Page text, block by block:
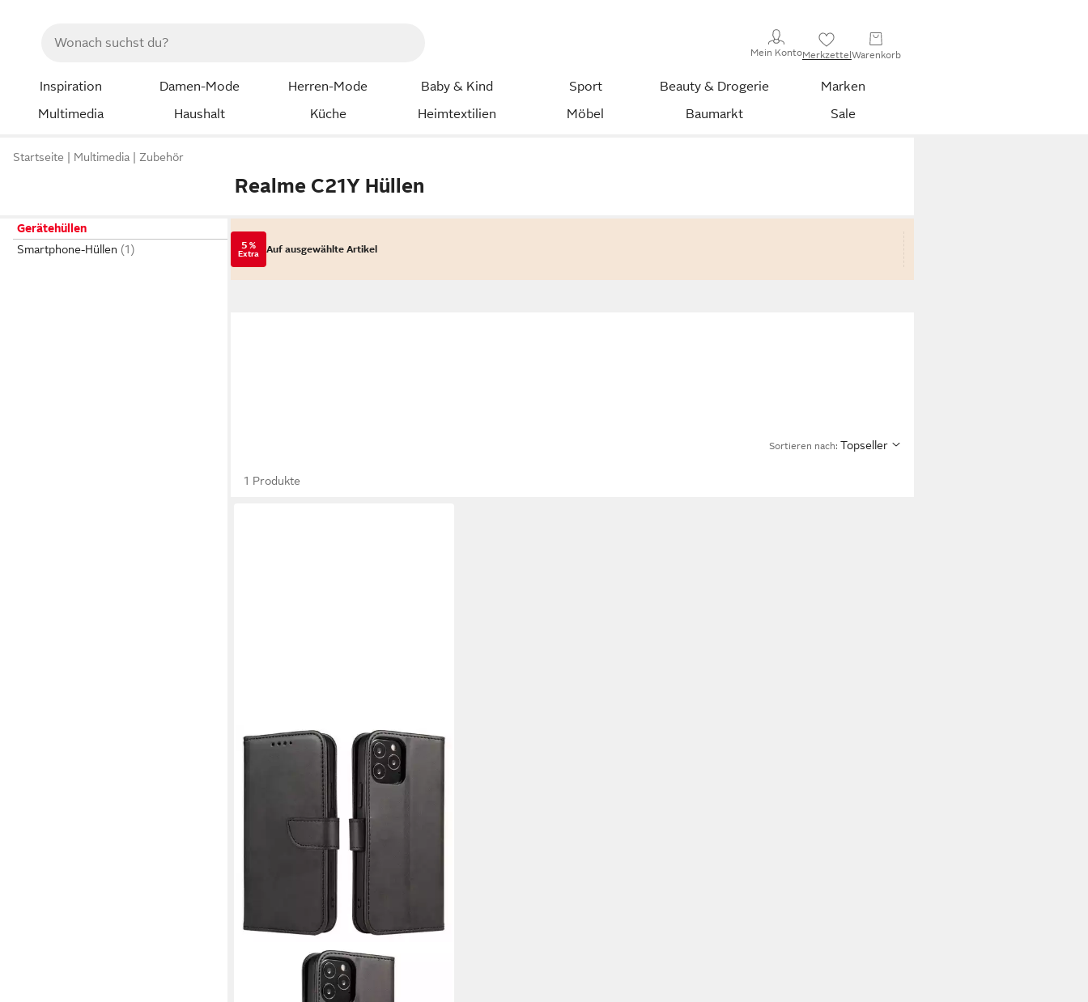
Mein KontoMerkzettelWarenkorb
Inspiration Damen-Mode Herren-Mode Baby & Kind Sport Beauty & Drogerie
Marken
Multimedia
Haushalt Küche Heimtextilien Möbel Baumarkt Sale
Startseite Multimedia Zubehör
Realme C21Y Hüllen
Gerätehüllen
Smartphone-Hüllen
5 %
Extra Auf ausgewählte Artikel
Sortieren nach: Topseller
1 Produkte